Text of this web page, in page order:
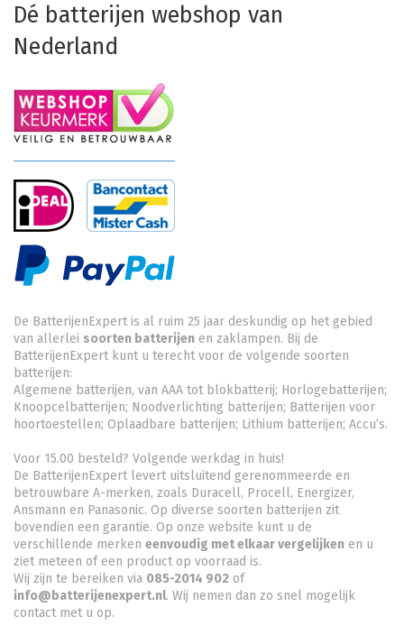
Dé batterijen webshop van
Nederland
De BatterijenExpert is al ruim 25 jaar deskundig op het gebied
van allerlei soorten batterijen en zaklampen. Bij de
BatterijenExpert kunt u terecht voor de volgende soorten
batterijen:
Algemene batterijen, van AAA tot blokbatterij; Horlogebatterijen;
Knoopcelbatterijen; Noodverlichting batterijen; Batterijen voor
hoortoestellen; Oplaadbare batterijen; Lithium batterijen; Accu’s.
Voor 15.00 besteld? Volgende werkdag in huis!
De BatterijenExpert levert uitsluitend gerenommeerde en
betrouwbare A-merken, zoals Duracell, Procell, Energizer,
Ansmann en Panasonic. Op diverse soorten batterijen zit
bovendien een garantie. Op onze website kunt u de
verschillende merken eenvoudig met elkaar vergelijken en u
ziet meteen of een product op voorraad is.
Wij zijn te bereiken via 085-2014 902 of
info@batterijenexpert.nl. Wij nemen dan zo snel mogelijk
contact met u op.